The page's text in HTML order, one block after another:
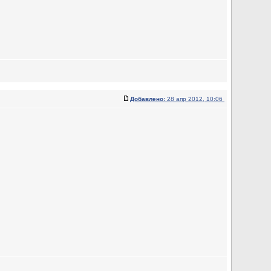
Добавлено: 28 апр 2012, 10:06